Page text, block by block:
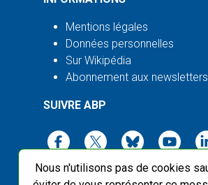
Nous n'utilisons pas de cookies
Mentions légales
Données personnelles
Sur Wikipédia
Abonnement aux newsletters
SUIVRE ABP